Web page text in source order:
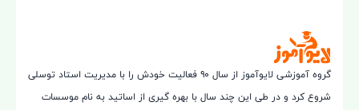
لایوآموز
گروه آموزشی لایوآموز از سال ۹۰ فعالیت خودش را با مدیریت استاد توسلی
شروع کرد و در طی این چند سال با بهره گیری از اساتید به نام موسسات